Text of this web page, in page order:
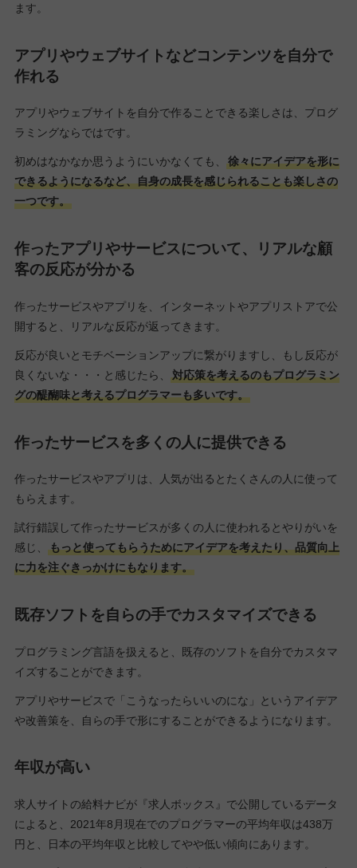
ます。
アプリやウェブサイトなどコンテンツを自分で
作れる
アプリやウェブサイトを自分で作ることできる楽しさは、プログ
ラミングならではです。
初めはなかなか思うようにいかなくても、
徐々にアイデアを形に
できるようになるなど、自身の成長を感じられることも楽しさの
一つです。
作ったアプリやサービスについて、リアルな顧
客の反応が分かる
作ったサービスやアプリを、インターネットやアプリストアで公
開すると、リアルな反応が返ってきます。
反応が良いとモチベーションアップに繋がりますし、もし反応が
良くないな・・・と感じたら、
対応策を考えるのもプログラミン
グの醍醐味と考えるプログラマーも多いです。
作ったサービスを多くの人に提供できる
作ったサービスやアプリは、人気が出るとたくさんの人に使って
もらえます。
試行錯誤して作ったサービスが多くの人に使われるとやりがいを
感じ、
もっと使ってもらうためにアイデアを考えたり、品質向上
に力を注ぐきっかけにもなります。
既存ソフトを自らの手でカスタマイズできる
プログラミング言語を扱えると、既存のソフトを自分でカスタマ
イズすることができます。
アプリやサービスで「こうなったらいいのにな」というアイデア
や改善策を、自らの手で形にすることができるようになります。
年収が高い
求人サイトの給料ナビが『求人ボックス』で公開しているデータ
によると、2021年8月現在でのプログラマーの平均年収は438万
円と、日本の平均年収と比較してやや低い傾向にあります。